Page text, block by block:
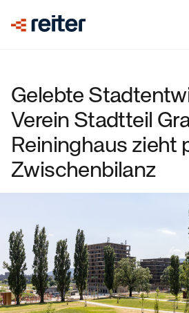
Gelebte
Verein Stadtteil
Reininghaus zieht
Zwischenbilanz